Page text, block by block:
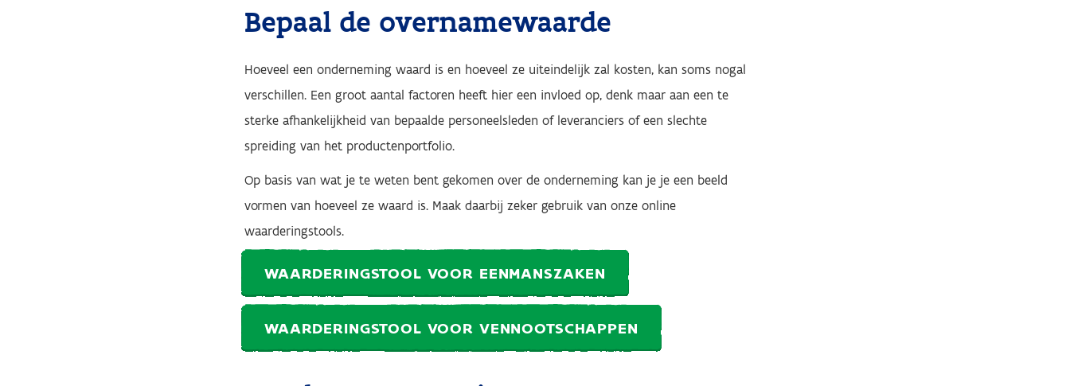
Bepaal de overnamewaarde
Hoeveel een onderneming waard is en hoeveel ze uiteindelijk zal kosten, kan soms nogal
verschillen. Een groot aantal factoren heeft hier een invloed op, denk maar aan een te
sterke afhankelijkheid van bepaalde personeelsleden of leveranciers of een slechte
spreiding van het productenportfolio.
Op basis van wat je te weten bent gekomen over de onderneming kan je je een beeld
vormen van hoeveel ze waard is. Maak daarbij zeker gebruik van onze online
waarderingstools.
WAARDERINGSTOOL VOOR EENMANSZAKEN
WAARDERINGSTOOL VOOR VENNOOTSCHAPPEN